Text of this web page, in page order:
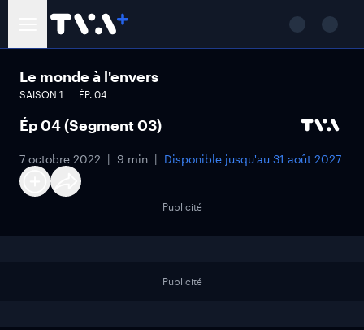
Le monde à l'envers
SAISON 1 ÉP. 04
Ép 04 (Segment 03)
7 octobre 2022 9 min Disponible jusqu'au 31 août 2027
Publicité
Publicité